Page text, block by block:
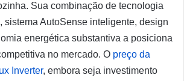
Sua combinação de tecnologia
sistema AutoSense inteligente, design
energética substantiva a posiciona
no mercado. O preço da
Inverter, embora seja investimento